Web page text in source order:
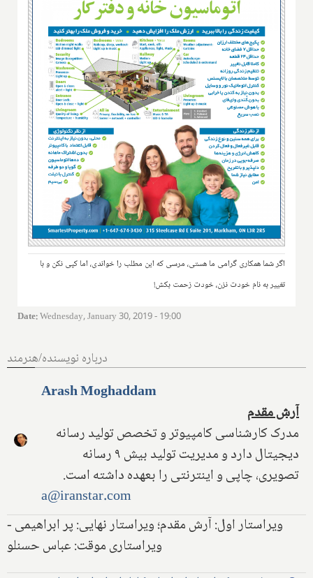
اگر شما همکاری گرامی ما هستی، مرسی که این مطلب را خواندی، اما کپی نکن و با
تغییر به نام خودت نزن، خودت زحمت بکش!
Date:Wednesday, January 30, 2019 - 19:00
درباره نویسنده/هنرمند
Arash Moghaddam
آرش مقدم
مدرک کارشناسی کامپیوتر و تخصص تولید رسانه
دیجیتال دارد و مدیریت تولید بیش ۹ رسانه
تصویری، چاپی و اینترنتی را بعهده داشته است.
a@iranstar.com
ویراستار اول: آرش مقدم؛ ویراستار نهایی: پر ابراهیمی -
ویراستاری موقت: عباس حسنلو